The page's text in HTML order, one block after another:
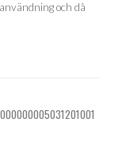
och då